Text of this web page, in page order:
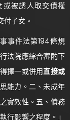
被誘人取交債權
子女。
事件法第194條規
法院應綜合審酌下
擇一或併用直接或
能力。二、未成年
實效性。五、債務
行影響之程度。」